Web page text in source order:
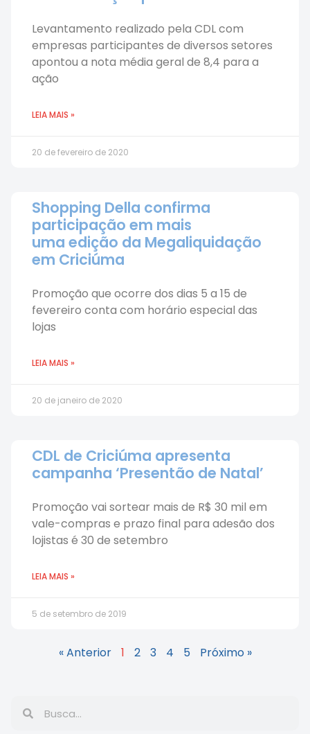
Levantamento realizado pela CDL com
empresas participantes de diversos setores
apontou a nota média geral de 8,4 para a
ação
LEIA MAIS »
20 de fevereiro de 2020
Shopping Della confirma
participação em mais
uma edição da Megaliquidação
em Criciúma
Promoção que ocorre dos dias 5 a 15 de
fevereiro conta com horário especial das
lojas
LEIA MAIS »
20 de janeiro de 2020
CDL de Criciúma apresenta
campanha ‘Presentão de Natal’
Promoção vai sortear mais de R$ 30 mil em
vale-compras e prazo final para adesão dos
lojistas é 30 de setembro
LEIA MAIS »
5 de setembro de 2019
« Anterior 1 2 3 4 5 Próximo »